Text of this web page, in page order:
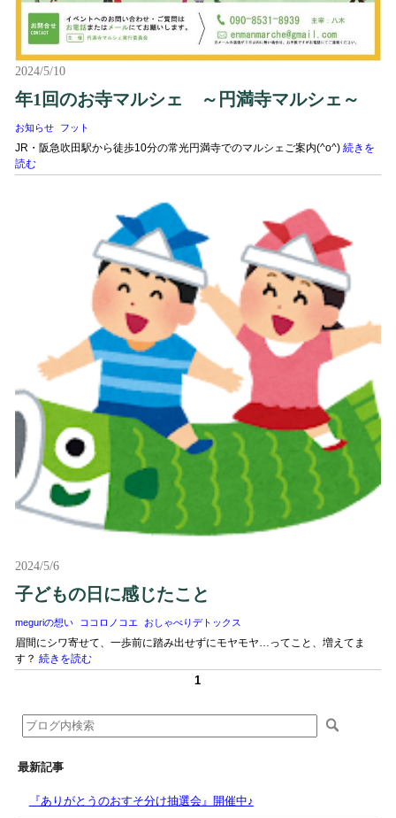
2024/5/10
年1回のお寺マルシェ ～円満寺マルシェ～
お知らせ フット
JR・阪急吹田駅から徒歩10分の常光円満寺でのマルシェご案内(^o^) 続きを
読む
2024/5/6
子どもの日に感じたこと
meguriの想い ココロノコエ おしゃべりデトックス
眉間にシワ寄せて、一歩前に踏み出せずにモヤモヤ…ってこと、増えてま
す？ 続きを読む
1
最新記事
『ありがとうのおすそ分け抽選会』開催中♪